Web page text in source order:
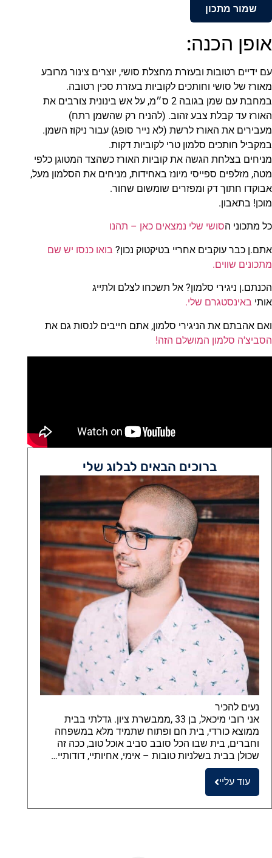
ברוכים הבאים לבלוג שלי
נעים להכיר
אני רובי מיכאל, בן 33 ,ממבשרת ציון. גדלתי בבית
ממוצא כורדי, בית חם ופתוח שתמיד מלא במשפחה
וחברים, בית שבו הכל סובב סביב אוכל טוב, ככה זה
שכולן בבית בשלניות טובות – אימי, אחיותיי, דודותיי…
עוד עליי
שמור מתכון
אופן הכנה:
עם ידיים רטובות ובעזרת מחצלת סושי, יוצרים צינור מרובע
מאורז של סושי וחותכים לקוביות בעזרת סכין רטובה.
במחבת עם שמן בגובה 2 ס״מ, על אש בינונית צורבים את
האורז עד קבלת צבע זהוב. (להניח רק שהשמן רתח)
מעבירים את האורז לרשת (לא נייר סופג) עבור ניקוז השמן.
במקביל חותכים סלמון טרי לקוביות דקות.
מניחים בצלחת הגשה את קוביות האורז כשהצד המטוגן כלפי
מטה, מזלפים ספייסי מיונז באחידות, מניחים את הסלמון מעל,
אבוקדו חתוך דק ומפזרים שומשום שחור.
מוכן! בתאבון.
כל מתכוני הסושי שלי נמצאים כאן – תהנו
אתם.ן כבר עוקבים אחריי בטיקטוק נכון? בואו כנסו יש שם
מתכונים שווים.
הכנתם.ן ניגירי סלמון? אל תשכחו לצלם ולתייג
אותי באינסטגרם שלי.
ואם אהבתם את הניגירי סלמון, אתם חייבים לנסות גם את
הסביצ'ה סלמון המושלם הזה!